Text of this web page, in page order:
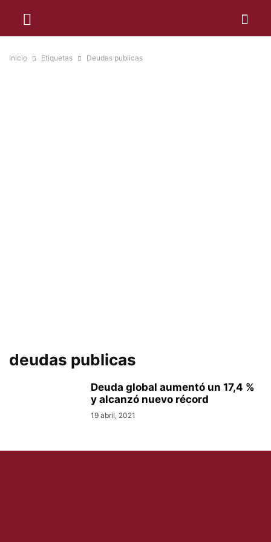
Inicio Etiquetas Deudas publicas
deudas publicas
Deuda global aumentó un 17,4 %
y alcanzó nuevo récord
19 abril, 2021